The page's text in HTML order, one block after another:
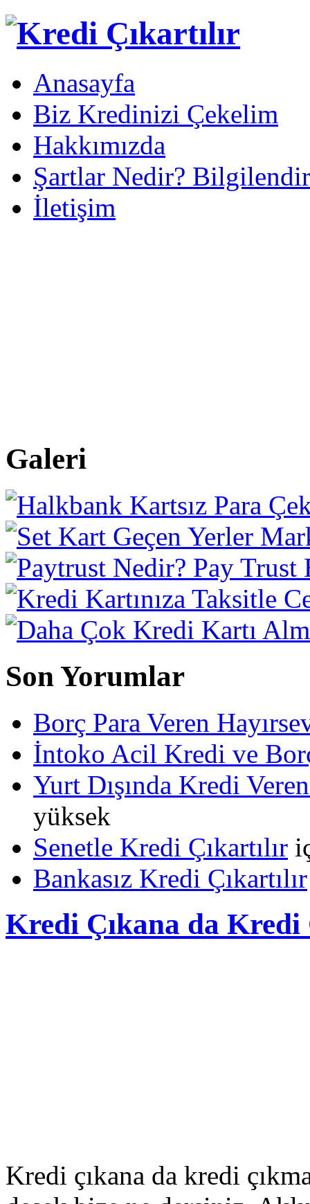
Anasayfa
Biz Kredinizi Çekelim
Hakkımızda
Şartlar Nedir?
İletişim
Galeri
Son Yorumlar
Borç Para Veren
İntoko Acil Kredi ve
Yurt Dışında Kredi
yüksek
Senetle Kredi Çıkartılır
Bankasız Kredi Çıkartılır
Kredi Çıkana da
Kredi çıkana da kredi